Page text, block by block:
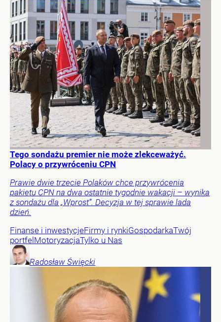
Tego sondażu premier nie może zlekceważyć.
Polacy o przywróceniu CPN
Prawie dwie trzecie Polaków chce przywrócenia
pakietu CPN na dwa ostatnie tygodnie wakacji – wynika
z sondażu dla „Wprost”. Decyzja w tej sprawie lada
dzień.
Finanse i inwestycjeFirmy i rynkiGospodarkaTwój
portfelMotoryzacjaTylko u Nas
Radosław Święcki